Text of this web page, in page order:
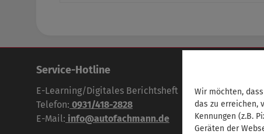
Service-Hotline
E-Learning/Digitales Berichtsheft
Telefon: 0931/418-2828
E-Mail: info@autofachmann.de
Wir möchten,
das zu erreichen,
Kennungen (z.B.
Geräten der